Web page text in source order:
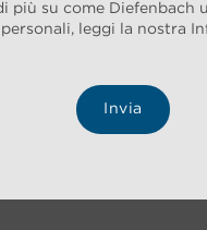
più su come Diefenbach
leggi la nostra